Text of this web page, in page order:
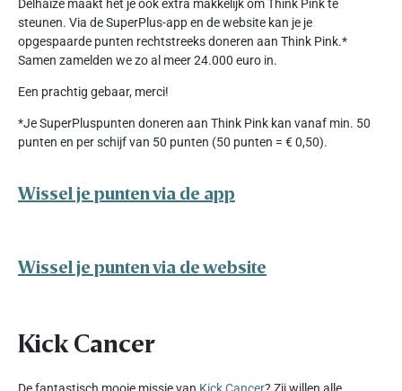
Delhaize maakt het je ook extra makkelijk om Think Pink te
steunen. Via de SuperPlus-app en de website kan je je
opgespaarde punten rechtstreeks doneren aan Think Pink.*
Samen zamelden we zo al meer 24.000 euro in.
Een prachtig gebaar, merci!
*Je SuperPluspunten doneren aan Think Pink kan vanaf min. 50
punten en per schijf van 50 punten (50 punten = € 0,50).
Wissel je punten via de app
Wissel je punten via de website
Kick Cancer